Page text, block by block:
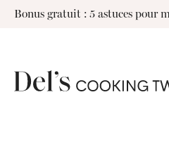
SkipBonus gratuit : 5 astuces pour